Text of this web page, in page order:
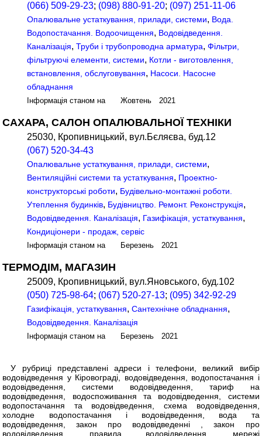
(066) 509-29-23; (098) 880-91-20; (097) 251-11-06
Опалювальне устаткування, прилади, системи, Вода.
Водопостачання. Водоочищення, Водовідведення.
Каналізація,Труби і трубопроводна арматура,Фільтри,
фільтруючі елементи, системи, Котли - виготовлення,
встановлення, обслуговування, Насоси. Насосне
обладнання
Інформація станом на Жовтень 2021
САХАРА, САЛОН ОПАЛЮВАЛЬНОЇ ТЕХНІКИ
25030, Кропивницький, вул.Бєляєва, буд.12
(067) 520-34-43
Опалювальне устаткування, прилади, системи,
Вентиляційні системи та устаткування, Проектно-
конструкторські роботи, Будівельно-монтажні роботи.
Утеплення будинків, Будівництво. Ремонт. Реконструкція,
Водовідведення. Каналізація, Газифікація, устаткування,
Кондиціонери - продаж, сервіс
Інформація станом на Березень 2021
ТЕРМОДІМ, МАГАЗИН
25009, Кропивницький, вул.Яновського, буд.102
(050) 725-98-64; (067) 520-27-13; (095) 342-92-29
Газифікація, устаткування,Сантехнічне обладнання,
Водовідведення. Каналізація
Інформація станом на Березень 2021
У рубриці представлені адреси і телефони, великий вибір
водовідведення у Кіровограді, водовідведення, водопостачання і
водовідведення, системи водовідведення, тариф на
водовідведення, водоспоживання та водовідведення, системи
водопостачання та водовідведення, схема водовідведення,
холодне водопостачання і водовідведення, вода та
водовідведення, закон про водовідведенні , закон про
водовідведення, правила водовідведення, мережі